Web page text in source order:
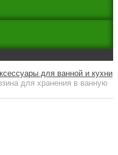
для ванной и кухни
для хранения в ванную